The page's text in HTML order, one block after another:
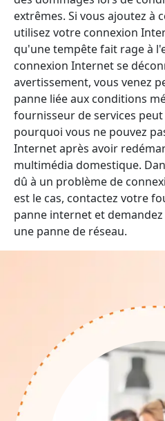
extrêmes. Si vous ajoutez à
utilisez votre connexion
qu'une tempête fait rage à
connexion Internet se
avertissement, vous venez
panne liée aux conditions
fournisseur de services
pourquoi vous ne pouvez
Internet après avoir
multimédia domestique.
dû à un problème de
est le cas, contactez votre
panne internet et
une panne de réseau.